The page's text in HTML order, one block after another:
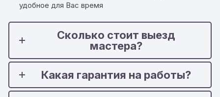
удобное для Вас время
Сколько стоит выезд
мастера?
Какая гарантия на работы?